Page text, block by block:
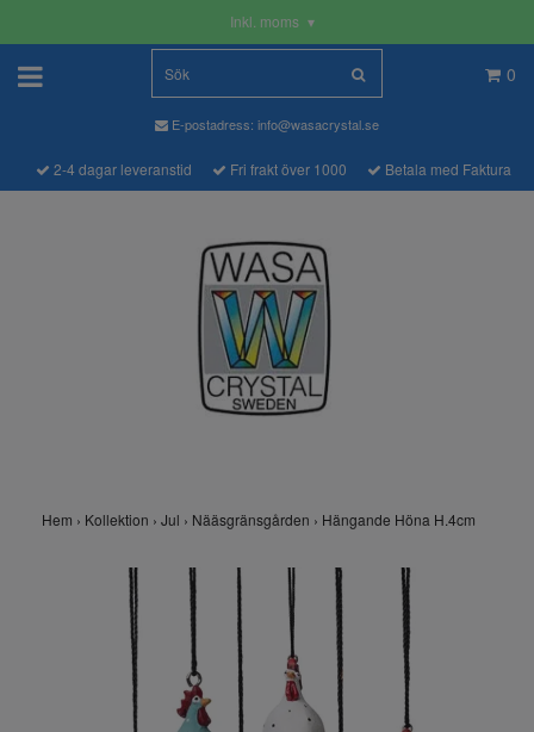
Inkl. moms ▾
0
E-postadress: info@wasacrystal.se
2-4 dagar leveranstid Fri frakt över 1000 Betala med Faktura
Hem › Kollektion › Jul › Nääsgränsgården › Hängande Höna H.4cm